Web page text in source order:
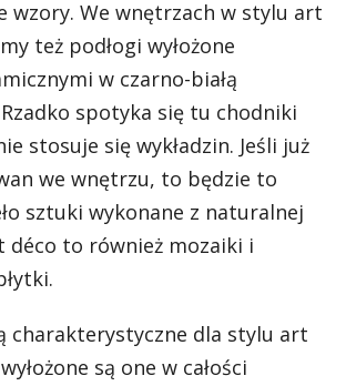
wzory. We wnętrzach w stylu art
też podłogi wyłożone
w czarno-białą
spotyka się tu chodniki
stosuje się wykładzin. Jeśli już
we wnętrzu, to będzie to
sztuki wykonane z naturalnej
déco to również mozaiki i
charakterystyczne dla stylu art
są one w całości